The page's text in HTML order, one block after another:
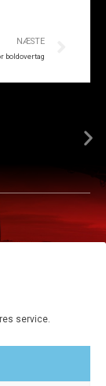
service.
NÆSTE
boldovertag
kl. 9-15